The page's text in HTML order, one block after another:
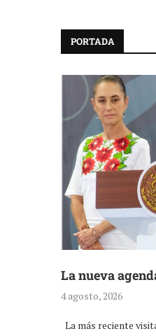
PORTADA
La nueva
4 agosto, 2026
La más reciente